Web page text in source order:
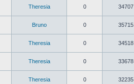
Theresia 0 34707
Bruno 0 35715
Theresia 0 34518
Theresia 0 33678
Theresia 0 32235